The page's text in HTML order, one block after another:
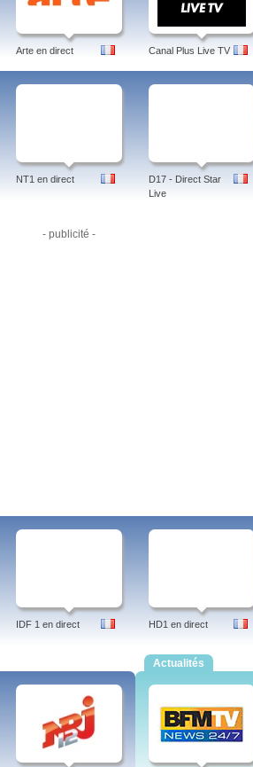
que vous avez manquées. Sur
Replayguide.fr
programme, jt, france2.fr, toute une histoire, pluzz
Arte en direct Canal Plus Live TV
NT1 en direct
D17 - Direct Star
Live
- publicité -
IDF 1 en direct HD1 en direct
Actualités